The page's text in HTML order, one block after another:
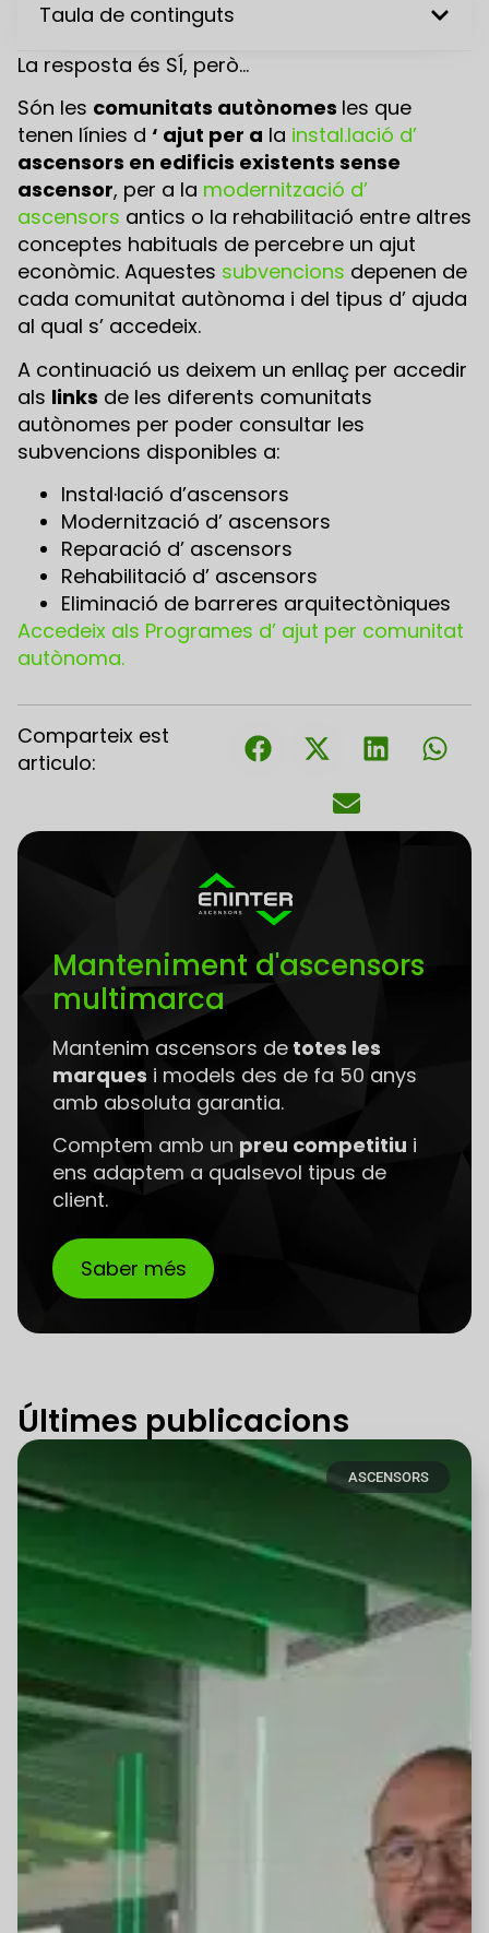
Taula de continguts
La resposta és SÍ, però…
Són les comunitats autònomes les que
tenen línies d ‘ ajut per a la instal.lació d’
ascensors en edificis existents sense
ascensor, per a la modernització d’
ascensors antics o la rehabilitació entre altres
conceptes habituals de percebre un ajut
econòmic. Aquestes subvencions depenen de
cada comunitat autònoma i del tipus d’ ajuda
al qual s’ accedeix.
A continuació us deixem un enllaç per accedir
als links de les diferents comunitats
autònomes per poder consultar les
subvencions disponibles a:
Instal·lació d’ascensors
Modernització d’ ascensors
Reparació d’ ascensors
Rehabilitació d’ ascensors
Eliminació de barreres arquitectòniques
Accedeix als Programes d’ ajut per comunitat
autònoma.
Comparteix est
articulo:
Manteniment d'ascensors
multimarca
Mantenim ascensors de totes les
marques i models des de fa 50 anys
amb absoluta garantia.
Comptem amb un preu competitiu i
ens adaptem a qualsevol tipus de
client.
Saber més
Últimes publicacions
ASCENSORS